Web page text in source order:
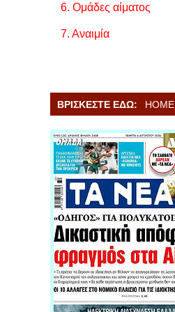
6. Ομάδες αίματος
7. Αναιμία
ΒΡΊΣΚΕΣΤΕ ΕΔΏ: HOME